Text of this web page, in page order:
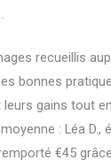
recueillis
bonnes
gains tout
: Léa D.,
€45